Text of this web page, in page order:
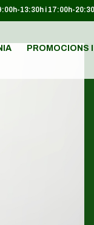
13:30h i 17:00h-
PROMOCIONS